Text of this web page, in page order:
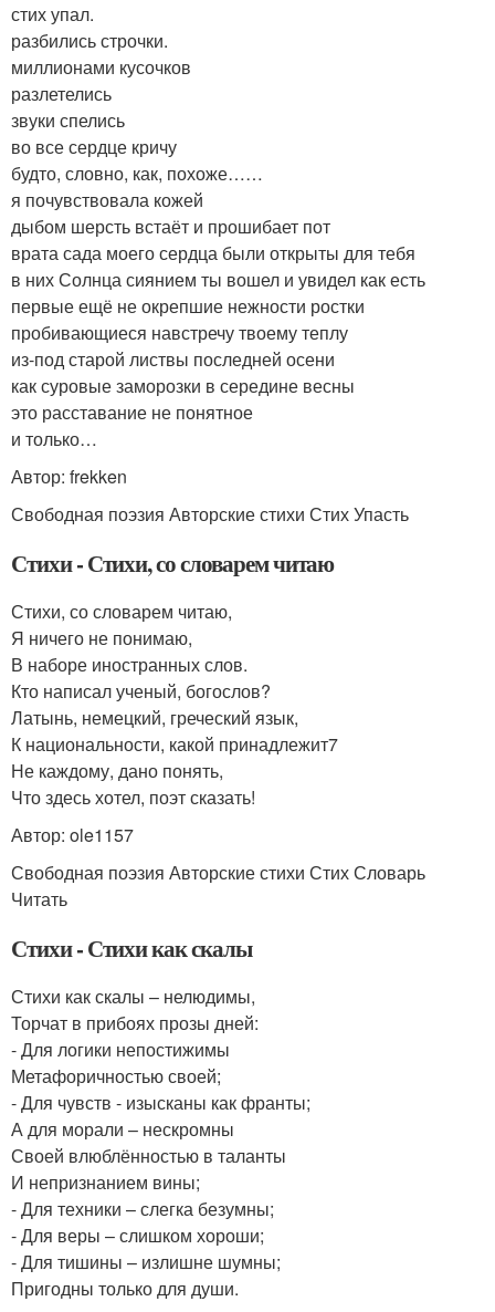
стих упал.
разбились строчки.
миллионами кусочков
разлетелись
звуки спелись
во все сердце кричу
будто, словно, как, похоже……
я почувствовала кожей
дыбом шерсть встаёт и прошибает пот
врата сада моего сердца были открыты для тебя
в них Солнца сиянием ты вошел и увидел как есть
первые ещё не окрепшие нежности ростки
пробивающиеся навстречу твоему теплу
из-под старой листвы последней осени
как суровые заморозки в середине весны
это расставание не понятное
и только…
Автор: frekken
Свободная поэзия Авторские стихи Стих Упасть
Стихи - Стихи, со словарем читаю
Стихи, со словарем читаю,
Я ничего не понимаю,
В наборе иностранных слов.
Кто написал ученый, богослов?
Латынь, немецкий, греческий язык,
К национальности, какой принадлежит7
Не каждому, дано понять,
Что здесь хотел, поэт сказать!
Автор: ole1157
Свободная поэзия Авторские стихи Стих Словарь
Читать
Стихи - Стихи как скалы
Стихи как скалы – нелюдимы,
Торчат в прибоях прозы дней:
- Для логики непостижимы
Метафоричностью своей;
- Для чувств - изысканы как франты;
А для морали – нескромны
Своей влюблённостью в таланты
И непризнанием вины;
- Для техники – слегка безумны;
- Для веры – слишком хороши;
- Для тишины – излишне шумны;
Пригодны только для души.